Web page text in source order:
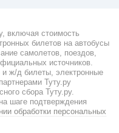
включая стоимость
билетов на автобусы
самолетов, поездов,
источников.
и ж/д билеты, электронные
Туту.ру
сбора Туту.ру.
шаге подтверждения
обработки персональных